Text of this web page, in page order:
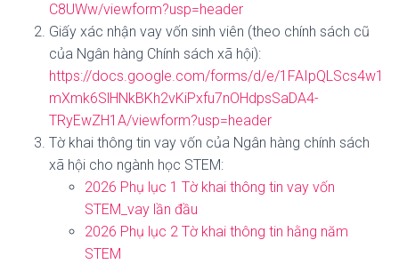
C8UWw/viewform?usp=header
Giấy xác nhận vay vốn sinh viên (theo chính sách cũ
của Ngân hàng Chính sách xã hội):
https://docs.google.com/forms/d/e/1FAIpQLScs4w1
mXmk6SlHNkBKh2vKiPxfu7nOHdpsSaDA4-
TRyEwZH1A/viewform?usp=header
Tờ khai thông tin vay vốn của Ngân hàng chính sách
xã hội cho ngành học STEM:
2026 Phụ lục 1 Tờ khai thông tin vay vốn
STEM_vay lần đầu
2026 Phụ lục 2 Tờ khai thông tin hằng năm
STEM